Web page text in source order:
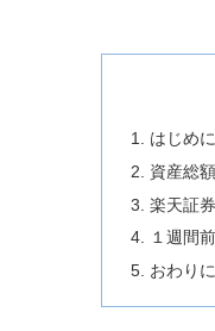
はじめに
資産総
楽天証
１週間
おわりに